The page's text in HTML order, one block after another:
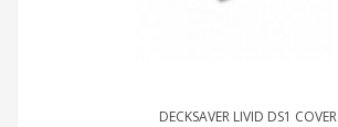
DECKSAVER LIVID DS1 COVER